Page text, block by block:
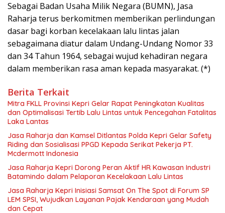
Sebagai Badan Usaha Milik Negara (BUMN), Jasa
Raharja terus berkomitmen memberikan perlindungan
dasar bagi korban kecelakaan lalu lintas jalan
sebagaimana diatur dalam Undang-Undang Nomor 33
dan 34 Tahun 1964, sebagai wujud kehadiran negara
dalam memberikan rasa aman kepada masyarakat. (*)
Berita Terkait
Mitra FKLL Provinsi Kepri Gelar Rapat Peningkatan Kualitas
dan Optimalisasi Tertib Lalu Lintas untuk Pencegahan Fatalitas
Laka Lantas
Jasa Raharja dan Kamsel Ditlantas Polda Kepri Gelar Safety
Riding dan Sosialisasi PPGD Kepada Serikat Pekerja PT.
Mcdermott Indonesia
Jasa Raharja Kepri Dorong Peran Aktif HR Kawasan Industri
Batamindo dalam Pelaporan Kecelakaan Lalu Lintas
Jasa Raharja Kepri Inisiasi Samsat On The Spot di Forum SP
LEM SPSI, Wujudkan Layanan Pajak Kendaraan yang Mudah
dan Cepat